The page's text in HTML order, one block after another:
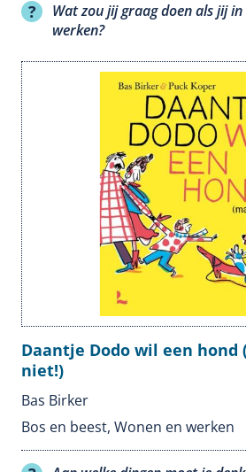
Wat zou jij graag doen als jij
werken?
Daantje Dodo wil een hond
niet!)
Bas Birker
Bos en beest, Wonen en werken